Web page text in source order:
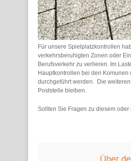
Für unsere Spielplatzkontrollen
verkehrsberuhigten Zonen oder
Berufsverkehr zu verlieren. Im
Hauptkontrollen bei den
durchgeführt werden. Die
Poststelle bleiben.
Sollten Sie Fragen zu diesem
Über